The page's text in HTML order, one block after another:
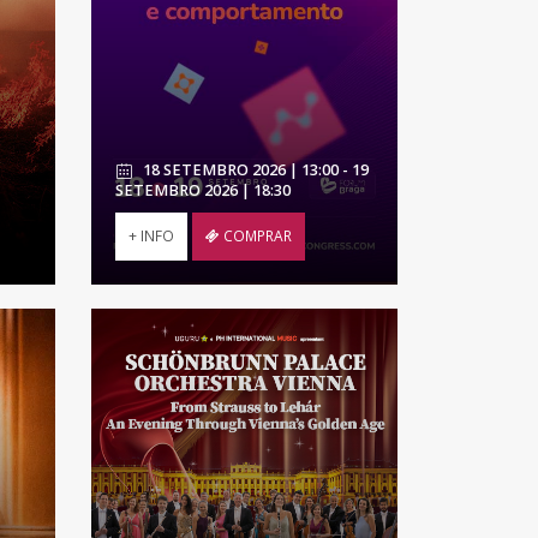
18 SETEMBRO 2026 | 13:00 - 19
SETEMBRO 2026 | 18:30
+ INFO COMPRAR